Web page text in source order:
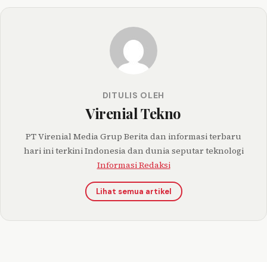
DITULIS OLEH
Virenial Tekno
PT Virenial Media Grup Berita dan informasi terbaru
hari ini terkini Indonesia dan dunia seputar teknologi
Informasi Redaksi
Lihat semua artikel